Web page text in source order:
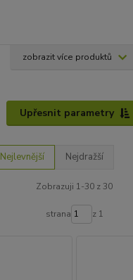
zobrazit více produktů
Upřesnit parametry
Nejlevnější Nejdražší
Zobrazuji 1-30 z 30
strana z 1